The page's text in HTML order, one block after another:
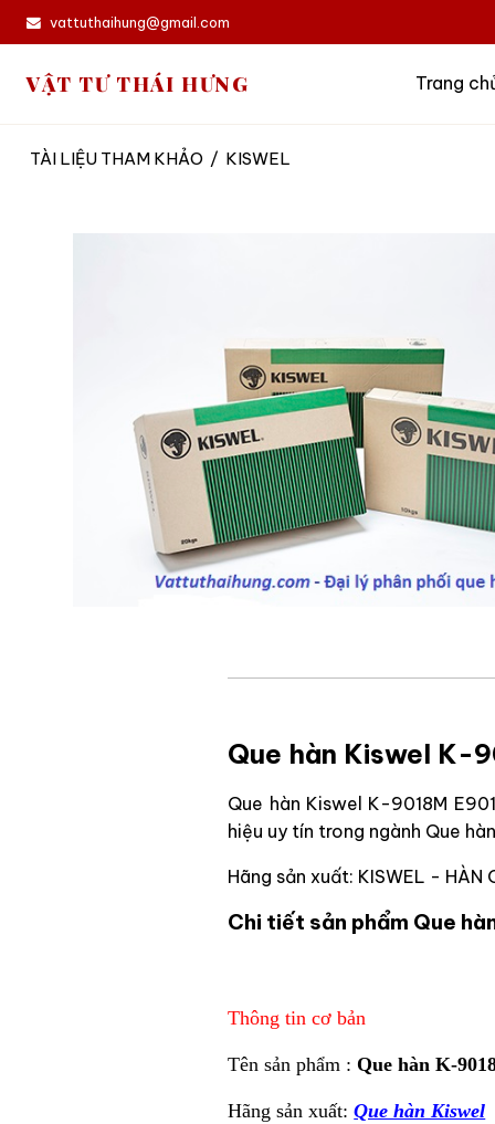
vattuthaihung@gmail.com
VẬT TƯ THÁI HƯNG Trang
TÀI LIỆU THAM KHẢO / KISWEL
Que hàn Kiswel K-
Que hàn Kiswel K-9018M
hiệu uy tín trong ngành Que
Hãng sản xuất: KISWEL - HÀN
Chi tiết sản phẩm Que
Thông tin cơ bản
Tên sản phẩm :Que hàn K-
Hãng sản xuất:Que hàn Kiswel